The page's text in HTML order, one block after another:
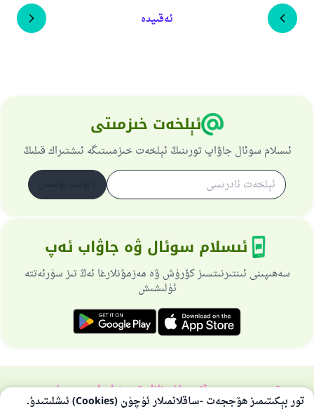
ئەقىيدە
ئېلخەت خىزمىتى
ئىسلام سوئال جاۋاپ تورىنىڭ ئېلخەت خىزمىىتىگە ئىشتىراك قىلىڭ
ئىسلام سوئال ۋە جاۋاب ئەپ
سەھىپىنى ئىنتىرنىتسىز كۆرۈش ۋە مەزمۇنلارغا ئەڭ تىز سۈرئەتتە
ئۈلىشىش
تورسەھىپىسى ھەققىدەباش نازارەتچىخۇسۇسىي سىياسەت
بارلىق ھوقۇق ئىسلام سوئال-جاۋاپ تورىغا مەنسۇپتۇر 1997-2025 ©
تور بېكىتىمىز ھۆججەت -ساقلانمىلار ئۈچۈن (Cookies) ئىشلىتىدۇ.